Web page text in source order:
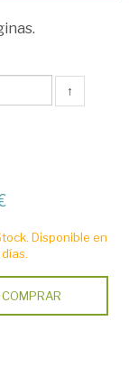
↑
Disponible en
COMPRAR